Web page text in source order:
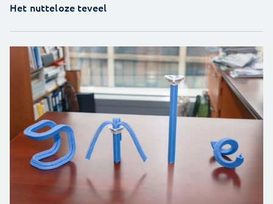
Het nutteloze teveel